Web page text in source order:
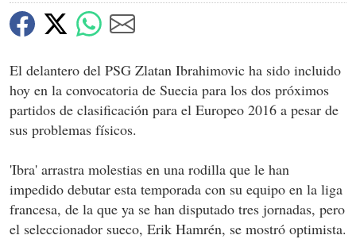
El delantero del PSG Zlatan Ibrahimovic ha sido incluido
hoy en la convocatoria de Suecia para los dos próximos
partidos de clasificación para el Europeo 2016 a pesar de
sus problemas físicos.
'Ibra' arrastra molestias en una rodilla que le han
impedido debutar esta temporada con su equipo en la liga
francesa, de la que ya se han disputado tres jornadas, pero
el seleccionador sueco, Erik Hamrén, se mostró optimista.